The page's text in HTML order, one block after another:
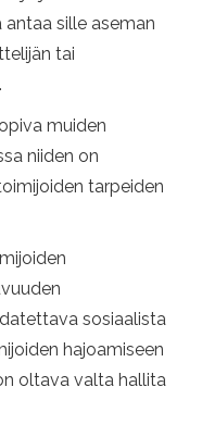
sille aseman
tai
muiden
niiden on
tarpeiden
sosiaalista
hajoamiseen
oltava valta hallita